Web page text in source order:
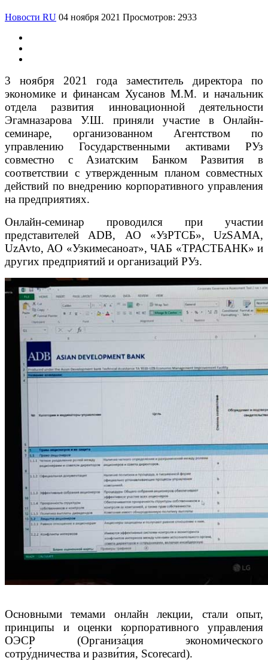
Новости RU 04 ноября 2021 Просмотров: 2933
3 ноября 2021 года заместитель директора по
экономике и финансам Хусанов М.М. и начальник
отдела развития инновационной деятельности
Эгамназарова У.Ш. приняли участие в Онлайн-
семинаре, организованном Агентством по
управлению Государственными активами РУз
совместно с Азиатским Банком Развития в
соответствии с утвержденным планом совместных
действий по внедрению корпоративного управления
на предприятиях.
Онлайн-семинар проводился при участии
представителей ADB, АО «УзРТСБ», UzSAMA,
UzAvto, АО «Узкимесаноат», ЧАБ «ТРАСТБАНК» и
других предприятий и организаций РУз.
Основными темами онлайн лекции, стали опыт,
принципы и оценки корпоративного управления
ОЭСР (Организа́ция экономи́ческого
сотру́дничества и разви́тия, Scorecard).